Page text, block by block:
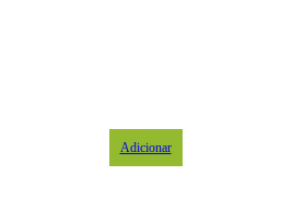
Adicionar